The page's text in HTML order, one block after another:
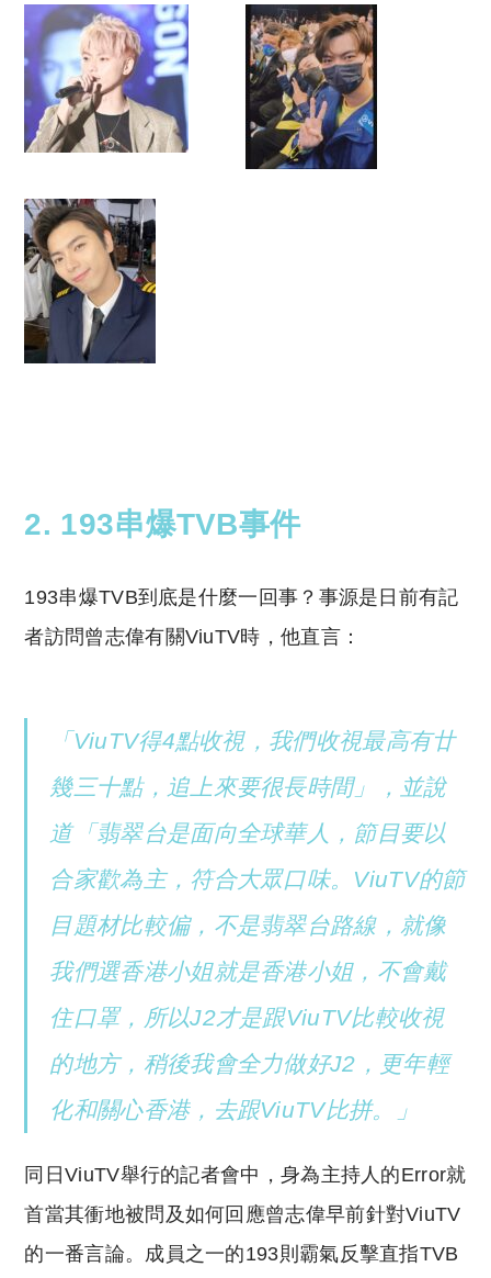
2. 193串爆TVB事件
193串爆TVB到底是什麼一回事？事源是日前有記
者訪問曾志偉有關ViuTV時，他直言：
「ViuTV得4點收視，我們收視最高有廿
幾三十點，追上來要很長時間」，並說
道「翡翠台是面向全球華人，節目要以
合家歡為主，符合大眾口味。ViuTV的節
目題材比較偏，不是翡翠台路線，就像
我們選香港小姐就是香港小姐，不會戴
住口罩，所以J2才是跟ViuTV比較收視
的地方，稍後我會全力做好J2，更年輕
化和關心香港，去跟ViuTV比拼。」
同日ViuTV舉行的記者會中，身為主持人的Error就
首當其衝地被問及如何回應曾志偉早前針對ViuTV
的一番言論。成員之一的193則霸氣反擊直指TVB